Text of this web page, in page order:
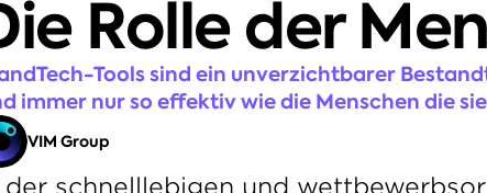
Rolle der
Tools sind ein unverzichtbarer
immer nur so effektiv wie die Menschen die
VIM Group
der schnelllebigen und